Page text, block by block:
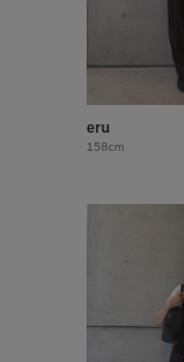
eru
158cm